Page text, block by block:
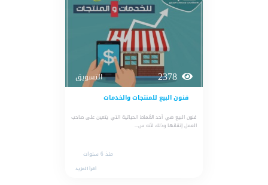
التسويق
فنون البيع للمنتجات والخدمات
فنون البيع هي أحد الأنماط الحياتية التي يتعين على صاحب
العمل إتقانها وذلك لأنه س...
منذ 6 سنوات
أقرأ المزيد